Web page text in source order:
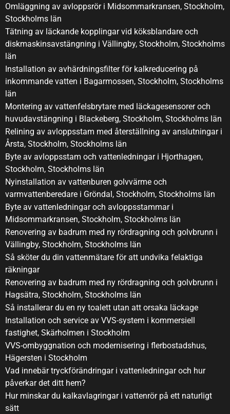
Omläggning av avloppsrör i Midsommarkransen, Stockholm,
Stockholms län
Tätning av läckande kopplingar vid köksblandare och
diskmaskinsavstängning i Vällingby, Stockholm, Stockholms
län
Installation av avhärdningsfilter för kalkreducering på
inkommande vatten i Bagarmossen, Stockholm, Stockholms
län
Montering av vattenfelsbrytare med läckagesensorer och
huvudavstängning i Blackeberg, Stockholm, Stockholms län
Relining av avloppsstam med återställning av anslutningar i
Årsta, Stockholm, Stockholms län
Byte av avloppsstam och vattenledningar i Hjorthagen,
Stockholm, Stockholms län
Nyinstallation av vattenburen golvvärme och
varmvattenberedare i Gröndal, Stockholm, Stockholms län
Byte av vattenledningar och avloppsstammar i
Midsommarkransen, Stockholm, Stockholms län
Renovering av badrum med ny rördragning och golvbrunn i
Vällingby, Stockholm, Stockholms län
Så sköter du din vattenmätare för att undvika felaktiga
räkningar
Renovering av badrum med ny rördragning och golvbrunn i
Hagsätra, Stockholm, Stockholms län
Så installerar du en ny toalett utan att orsaka läckage
Installation och service av VVS-system i kommersiell
fastighet, Skärholmen i Stockholm
VVS-ombyggnation och modernisering i flerbostadshus,
Hägersten i Stockholm
Vad innebär tryckförändringar i vattenledningar och hur
påverkar det ditt hem?
Hur minskar du kalkavlagringar i vattenrör på ett naturligt
sätt